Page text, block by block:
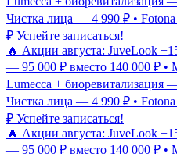
Чистка лица — 4 990 ₽ •
₽ Успейте записаться!
🔥 Акции августа: JuveLook
— 95 000 ₽ вместо 140 000 ₽ •
Lumecca + биоревитализация
Чистка лица — 4 990 ₽ •
₽ Успейте записаться!
🔥 Акции августа: JuveLook
— 95 000 ₽ вместо 140 000 ₽ •